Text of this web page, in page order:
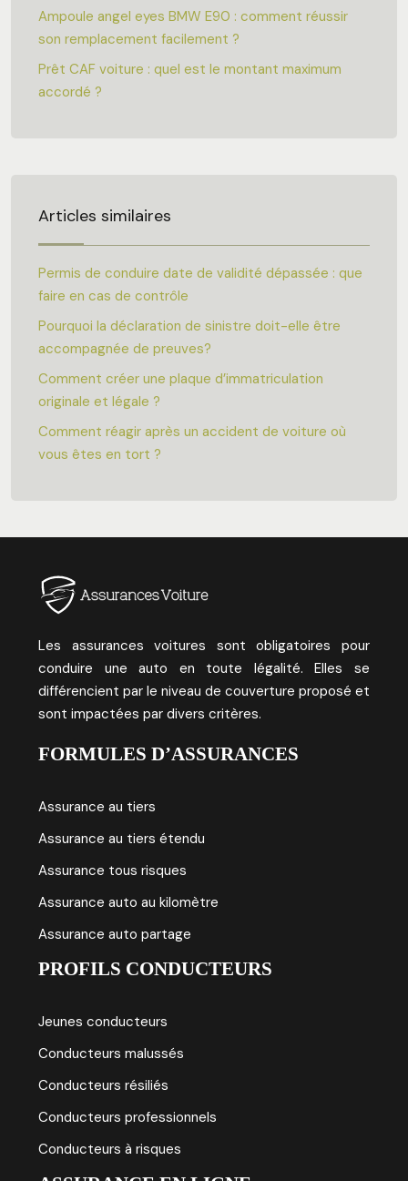
Ampoule angel eyes BMW E90 : comment réussir
son remplacement facilement ?
Prêt CAF voiture : quel est le montant maximum
accordé ?
Articles similaires
Permis de conduire date de validité dépassée : que
faire en cas de contrôle
Pourquoi la déclaration de sinistre doit-elle être
accompagnée de preuves?
Comment créer une plaque d’immatriculation
originale et légale ?
Comment réagir après un accident de voiture où
vous êtes en tort ?
Les assurances voitures sont obligatoires pour
conduire une auto en toute légalité. Elles se
différencient par le niveau de couverture proposé et
sont impactées par divers critères.
FORMULES D’ASSURANCES
Assurance au tiers
Assurance au tiers étendu
Assurance tous risques
Assurance auto au kilomètre
Assurance auto partage
PROFILS CONDUCTEURS
Jeunes conducteurs
Conducteurs malussés
Conducteurs résiliés
Conducteurs professionnels
Conducteurs à risques